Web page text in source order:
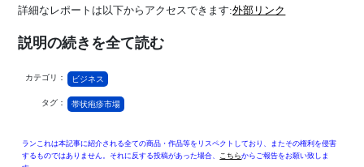
詳細なレポートは以下からアクセスできます:外部リンク
説明の続きを全て読む
カテゴリ： ビジネス
タグ： 帯状疱疹市場
ランこれは本記事に紹介される全ての商品・作品等をリスペクトしており、またその権利を侵害
するものではありません。それに反する投稿があった場合、 こちらからご報告をお願い致しま